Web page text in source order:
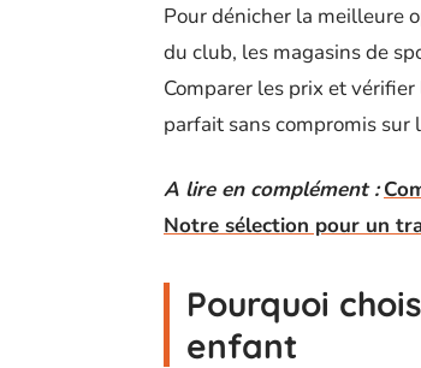
Pour dénicher la meilleure
du club, les magasins de
Comparer les prix et
parfait sans compromis sur
A lire en complément :
Notre sélection pour un
Pourquoi
enfant